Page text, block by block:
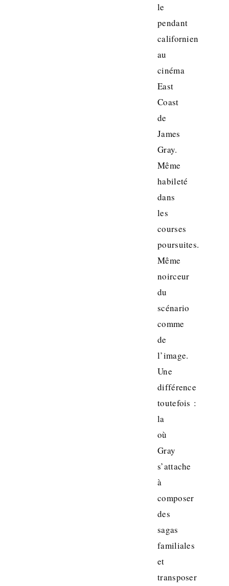
le
pendant
californien
au
cinéma
East
Coast
de
James
Gray.
Même
habileté
dans
les
courses
poursuites.
Même
noirceur
du
scénario
comme
de
l’image.
Une
différence
toutefois :
la
où
Gray
s’attache
à
composer
des
sagas
familiales
et
transposer